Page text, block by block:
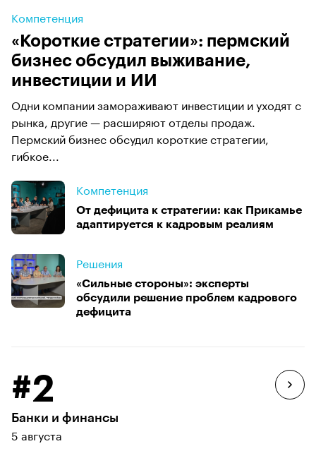
Компетенция
«Короткие стратегии»: пермский
бизнес обсудил выживание,
инвестиции и ИИ
Одни компании замораживают инвестиции и уходят с
рынка, другие — расширяют отделы продаж.
Пермский бизнес обсудил короткие стратегии,
гибкое...
Компетенция
От дефицита к стратегии: как Прикамье
адаптируется к кадровым реалиям
Решения
«Сильные стороны»: эксперты
обсудили решение проблем кадрового
дефицита
#2
Банки и финансы
5 августа